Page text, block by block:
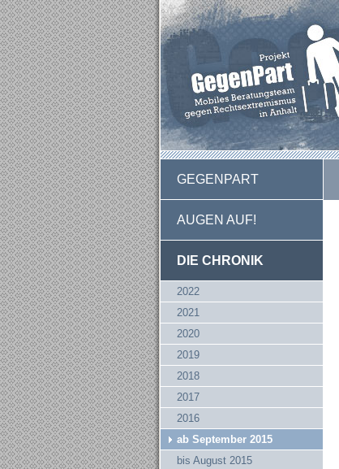
GEGENPART
AUGEN AUF!
DIE CHRONIK
2022
2021
2020
2019
2018
2017
2016
ab September 2015
bis August 2015